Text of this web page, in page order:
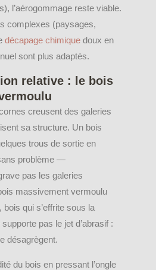
l’aérogommage reste viable.
complexes (paysages,
décapage chimique doux en
sont plus adaptés.
relative : le bois
creusent des galeries
sa structure. Un bois
trous de sortie en
problème —
pas les galeries
massivement vermoulu
qui s’effrite sous la
pas le jet d’abrasif :
désagrègent.
du bois en pressant l’ongle